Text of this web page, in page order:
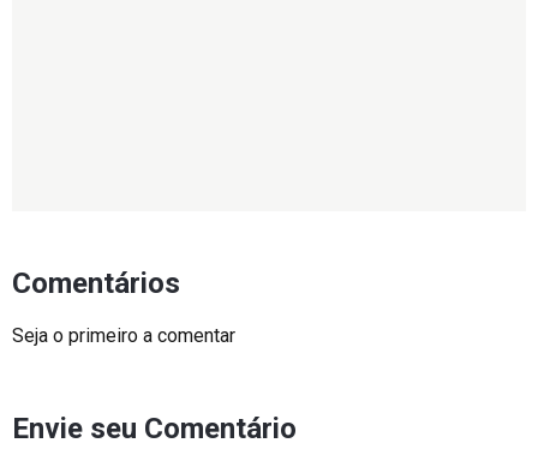
Comentários
Seja o primeiro a comentar
Envie seu Comentário